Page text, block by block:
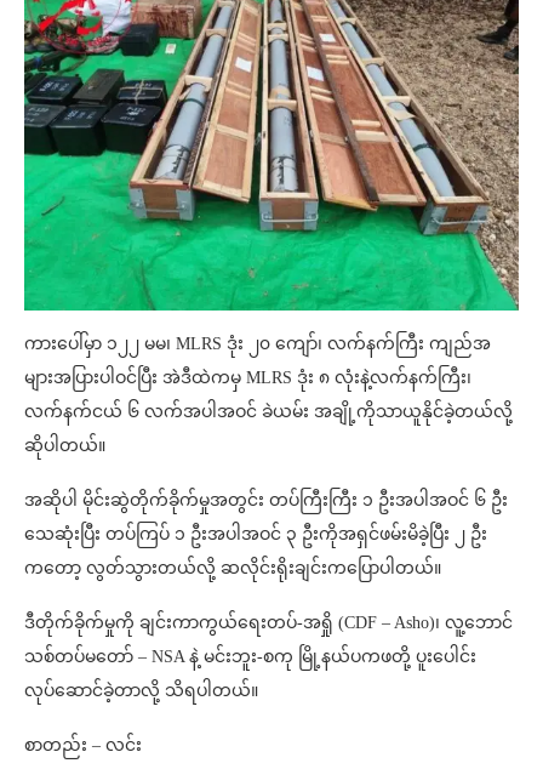
ကားပေါ်မှာ ၁၂၂ မမ၊ MLRS ဒုံး ၂၀ ကျော်၊ လက်နက်ကြီး ကျည်အ
များအပြားပါဝင်ပြီး အဲဒီထဲကမှ MLRS ဒုံး ၈ လုံးနဲ့လက်နက်ကြီး၊
လက်နက်ငယ် ၆ လက်အပါအဝင် ခဲယမ်း အချို့ကိုသာယူနိုင်ခဲ့တယ်လို့
ဆိုပါတယ်။
အဆိုပါ မိုင်းဆွဲတိုက်ခိုက်မှုအတွင်း တပ်ကြီးကြီး ၁ ဦးအပါအဝင် ၆ ဦး
သေဆုံးပြီး တပ်ကြပ် ၁ ဦးအပါအဝင် ၃ ဦးကိုအရှင်ဖမ်းမိခဲ့ပြီး ၂ ဦး
ကတော့ လွတ်သွားတယ်လို့ ဆလိုင်းရိုးချင်းကပြောပါတယ်။
ဒီတိုက်ခိုက်မှုကို ချင်းကာကွယ်ရေးတပ်-အရှို (CDF – Asho)၊ လူ့ဘောင်
သစ်တပ်မတော် – NSA နဲ့ မင်းဘူး-စကု မြို့နယ်ပကဖတို့ ပူးပေါင်း
လုပ်ဆောင်ခဲ့တာလို့ သိရပါတယ်။
စာတည်း – လင်း